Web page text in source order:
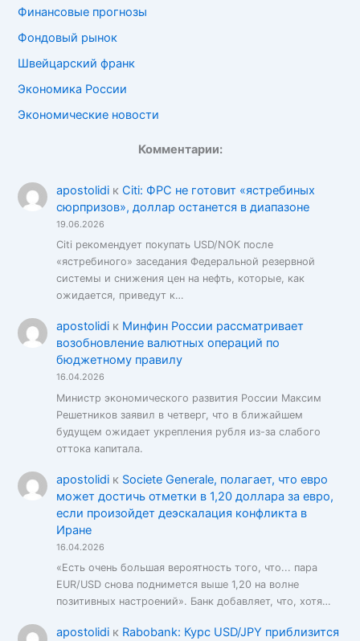
Финансовые прогнозы
Фондовый рынок
Швейцарский франк
Экономика России
Экономические новости
Комментарии:
apostolidiк Citi: ФРС не готовит «ястребиных
сюрпризов», доллар останется в диапазоне
19.06.2026
Citi рекомендует покупать USD/NOK после
«ястребиного» заседания Федеральной резервной
системы и снижения цен на нефть, которые, как
ожидается, приведут к…
apostolidiк Минфин России рассматривает
возобновление валютных операций по
бюджетному правилу
16.04.2026
Министр экономического развития России Максим
Решетников заявил в четверг, что в ближайшем
будущем ожидает укрепления рубля из-за слабого
оттока капитала.
apostolidiк Societe Generale, полагает, что евро
может достичь отметки в 1,20 доллара за евро,
если произойдет деэскалация конфликта в
Иране
16.04.2026
«Есть очень большая вероятность того, что... пара
EUR/USD снова поднимется выше 1,20 на волне
позитивных настроений». Банк добавляет, что, хотя…
apostolidiк Rabobank: Курс USD/JPY приблизится